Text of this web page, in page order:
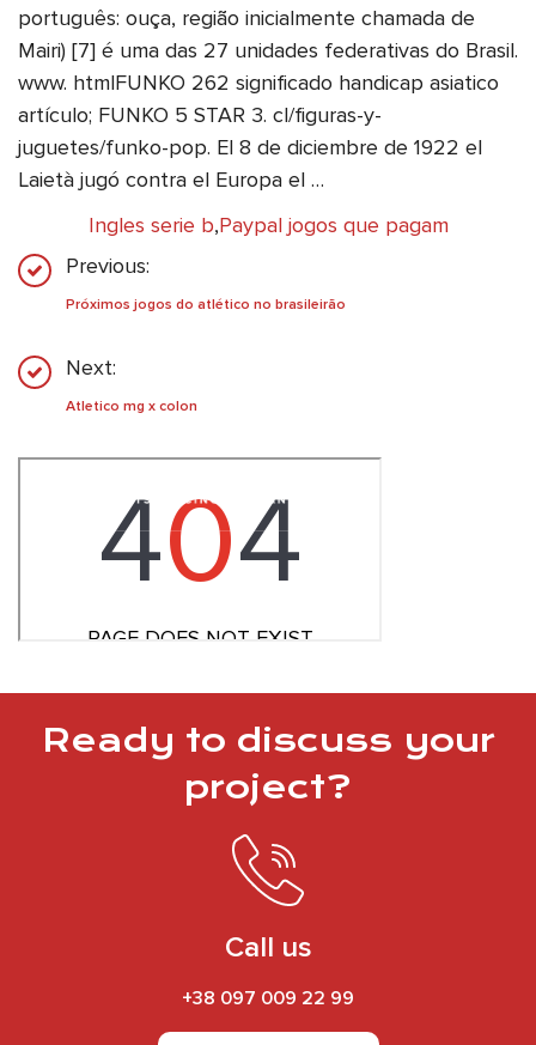
português: ouça, região inicialmente chamada de
Mairi) [7] é uma das 27 unidades federativas do Brasil.
www. htmlFUNKO 262 significado handicap asiatico
artículo; FUNKO 5 STAR 3. cl/figuras-y-
juguetes/funko-pop. El 8 de diciembre de 1922 el
Laietà jugó contra el Europa el …
Ingles serie b,Paypal jogos que pagam
Previous:
Próximos jogos do atlético no brasileirão
Next:
Atletico mg x colon
Ready to discuss your
project?
Call us
+38 097 009 22 99